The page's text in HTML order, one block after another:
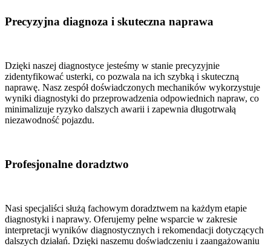
Precyzyjna diagnoza i skuteczna naprawa
Dzięki naszej diagnostyce jesteśmy w stanie precyzyjnie
zidentyfikować usterki, co pozwala na ich szybką i skuteczną
naprawę. Nasz zespół doświadczonych mechaników wykorzystuje
wyniki diagnostyki do przeprowadzenia odpowiednich napraw, co
minimalizuje ryzyko dalszych awarii i zapewnia długotrwałą
niezawodność pojazdu.
Profesjonalne doradztwo
Nasi specjaliści służą fachowym doradztwem na każdym etapie
diagnostyki i naprawy. Oferujemy pełne wsparcie w zakresie
interpretacji wyników diagnostycznych i rekomendacji dotyczących
dalszych działań. Dzięki naszemu doświadczeniu i zaangażowaniu